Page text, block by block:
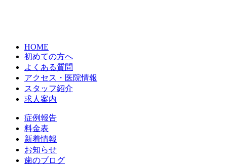
HOME
初めての方へ
よくある質問
アクセス・医院情報
スタッフ紹介
求人案内
症例報告
料金表
新着情報
お知らせ
歯のブログ